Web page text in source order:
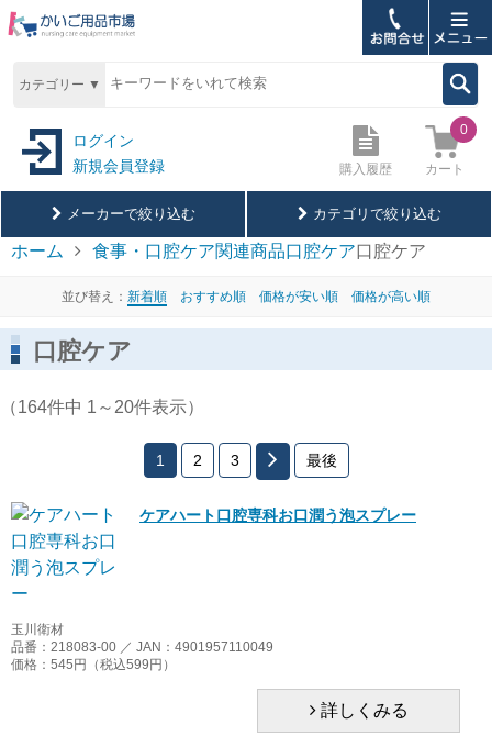
ご利用ガイド
サイトについて
新規会員登録
ログイン
カテゴリー ▼
ログイン
新規会員登録
0
カート
購入履歴
メーカーで絞り込む
アサヒグループ食品
アズワン
アース製薬
ウェルファン
オオサキメディカル
オーラルケア
川本産業
カテゴリで絞り込む
ホーム 食事・口腔ケア関連商品口腔ケア口腔ケア
並び替え： 新着順 おすすめ順 価格が安い順 価格が高い順
口腔ケア
（164件中 1～20件表示）
1 2 3 最後
ケアハート口腔専科お口潤う泡スプレー
玉川衛材
品番：218083-00 ／ JAN：4901957110049
価格：545円（税込599円）
詳しくみる